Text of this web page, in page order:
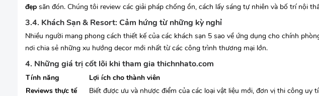
đẹp săn đón. Chúng tôi review các giải pháp chống ồn, cách lấy sáng tự nhiên và bố trí nội
3.4. Khách Sạn & Resort: Cảm hứng từ những kỳ nghỉ
Nhiều người mang phong cách thiết kế của các khách sạn 5 sao về ứng dụng cho chính
nơi chia sẻ những xu hướng decor mới nhất từ các công trình thương mại lớn.
4. Những giá trị cốt lõi khi tham gia thichnhato.com
Tính năng
Lợi ích cho thành viên
Reviews thực tế
Biết được ưu và nhược điểm của các loại vật liệu mới, đơn vị thi công uy